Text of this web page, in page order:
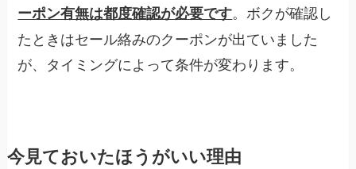
ーポン有無は都度確認が必要です。ボクが確認し
たときはセール絡みのクーポンが出ていました
が、タイミングによって条件が変わります。
今見ておいたほうがいい理由